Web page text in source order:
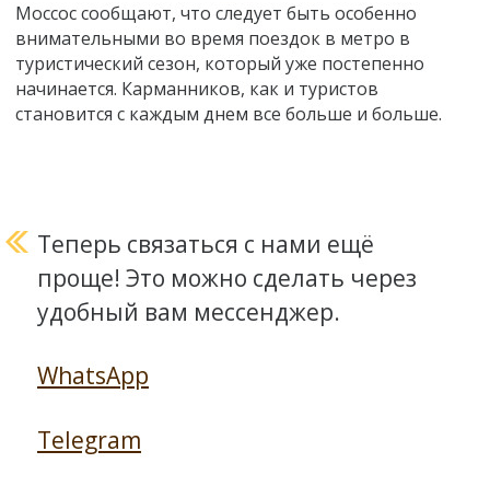
Моссос сообщают, что следует быть особенно
внимательными во время поездок в метро в
туристический сезон, который уже постепенно
начинается. Карманников, как и туристов
становится с каждым днем все больше и больше.
Теперь связаться с нами ещё
проще! Это можно сделать через
удобный вам мессенджер.
WhatsApp
Telegram